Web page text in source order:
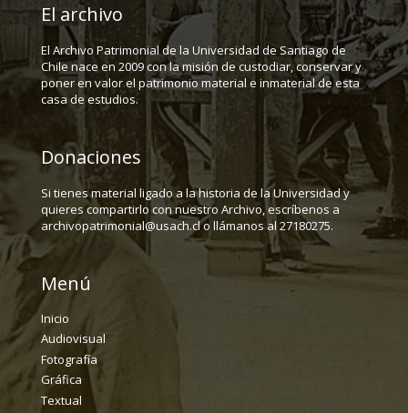
El archivo
El Archivo Patrimonial de la Universidad de Santiago de
Chile nace en 2009 con la misión de custodiar, conservar y
poner en valor el patrimonio material e inmaterial de esta
casa de estudios.
Donaciones
Si tienes material ligado a la historia de la Universidad y
quieres compartirlo con nuestro Archivo, escríbenos a
archivopatrimonial@usach.cl o llámanos al 27180275.
Menú
Inicio
Audiovisual
Fotografía
Gráfica
Textual